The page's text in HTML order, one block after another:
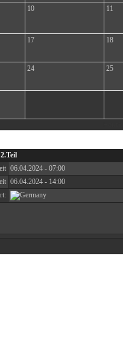
10 11
17 18
24 25
06.04.2024 - 07:00
06.04.2024 - 14:00